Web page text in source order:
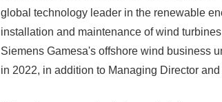
global technology leader in the renewable
installation and maintenance of wind
Siemens Gamesa's offshore wind business
in 2022, in addition to Managing Director